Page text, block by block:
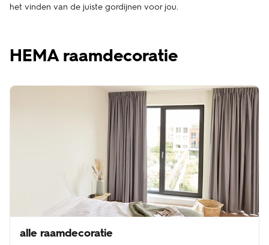
het vinden van de juiste gordijnen voor jou.
HEMA raamdecoratie
alle raamdecoratie